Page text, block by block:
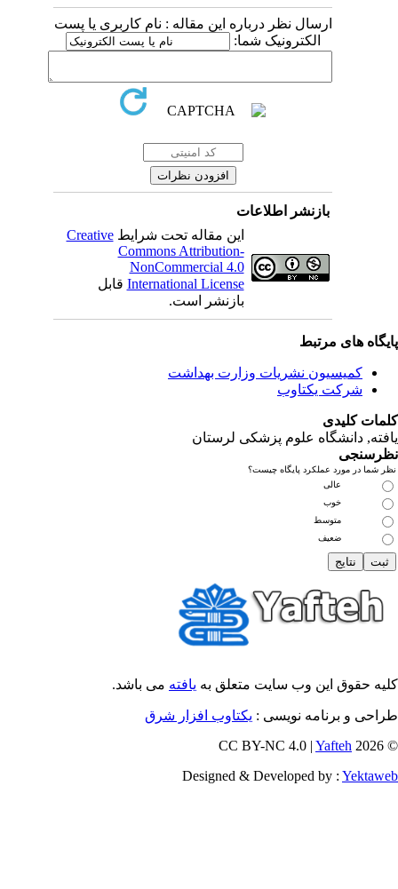
ارسال نظر درباره این مقاله : نام کاربری یا پست
الکترونیک شما:
بازنشر اطلاعات
این مقاله تحت شرایطCreative
Commons Attribution-
NonCommercial 4.0
International Licenseقابل
بازنشر است.
های مرتبط
کمیسیون نشریات وزارت بهداشت
شرکت یکتاوب
کلیدی
, دانشگاه علوم پزشکی لرستان
شما در مورد عملکرد پایگاه چیست؟
عالی
خوب
متوسط
ضعیف
حقوق این وب سایت متعلق بهیافتهمی باشد.
و برنامه نویسی : یکتاوب افزار شرق
©
Yafteh
Designed & Developed by :